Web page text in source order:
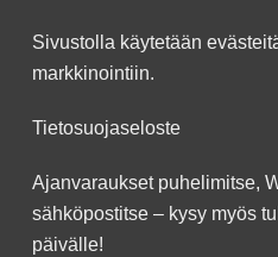
Sivustolla käytetään
markkinointiin.
Tietosuojaseloste
Ajanvaraukset puhelimitse,
sähköpostitse – kysy myös
päivälle!